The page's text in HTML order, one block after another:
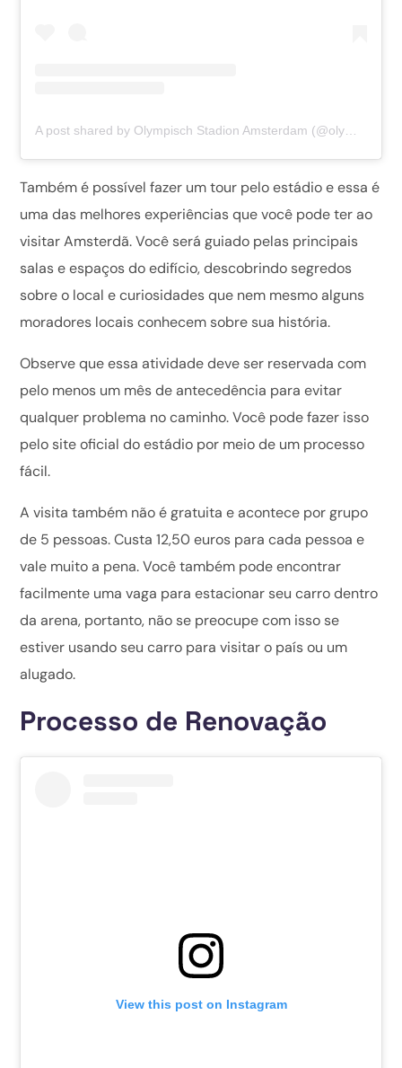
A post shared by Olympisch Stadion Amsterdam (@olympischstadion)
Também é possível fazer um tour pelo estádio e essa é
uma das melhores experiências que você pode ter ao
visitar Amsterdã. Você será guiado pelas principais
salas e espaços do edifício, descobrindo segredos
sobre o local e curiosidades que nem mesmo alguns
moradores locais conhecem sobre sua história.
Observe que essa atividade deve ser reservada com
pelo menos um mês de antecedência para evitar
qualquer problema no caminho. Você pode fazer isso
pelo site oficial do estádio por meio de um processo
fácil.
A visita também não é gratuita e acontece por grupo
de 5 pessoas. Custa 12,50 euros para cada pessoa e
vale muito a pena. Você também pode encontrar
facilmente uma vaga para estacionar seu carro dentro
da arena, portanto, não se preocupe com isso se
estiver usando seu carro para visitar o país ou um
alugado.
Processo de Renovação
View this post on Instagram